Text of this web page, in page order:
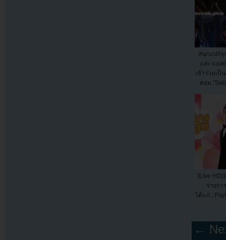
สนุกแน่!!จุ
และ แอล
เข้าร่วมเป็
คอม
[Live
รายกา
ได้แก่
←